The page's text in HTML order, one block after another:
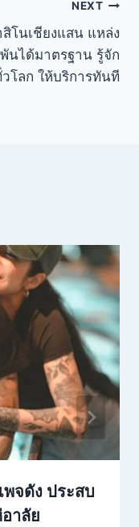
NEXT
สิโนเชียงแสน แหล่ง
นได้มาตรฐาน รู้จัก
โลก ให้บริการทันที
จดัง ประสบ
อาลัย